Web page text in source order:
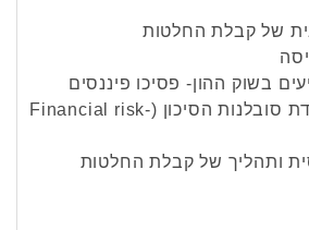
של קבלת החלטות
בשוק ההון- פסיכו פיננסים
התפתחות כלי למדידת סובלנות הסיכון (Financial risk-
ותהליך של קבלת החלטות